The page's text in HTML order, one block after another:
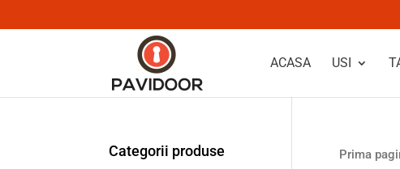
ACASA USI
Prima
Categorii produse